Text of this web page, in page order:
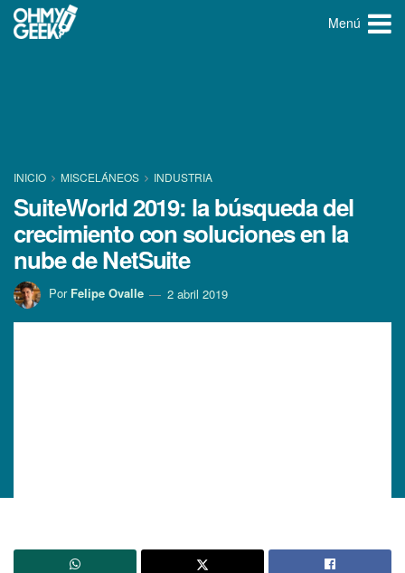
Menú
INICIO MISCELÁNEOS INDUSTRIA
SuiteWorld 2019: la búsqueda del
crecimiento con soluciones en la
nube de NetSuite
Por Felipe Ovalle 2 abril 2019